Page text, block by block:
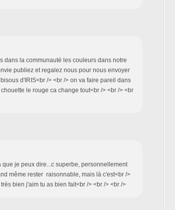
dans la communauté les couleurs dans notre
publiez et regalez nous pour nous envoyer
d'IRIS<br /> <br /> on va faire pareil dans
le rouge ca change tout<br /> <br /> <br
je peux dire...c superbe, personnellement
même rester raisonnable, mais là c'est<br />
bien j'aim tu as bien fait<br /> <br /> <br />